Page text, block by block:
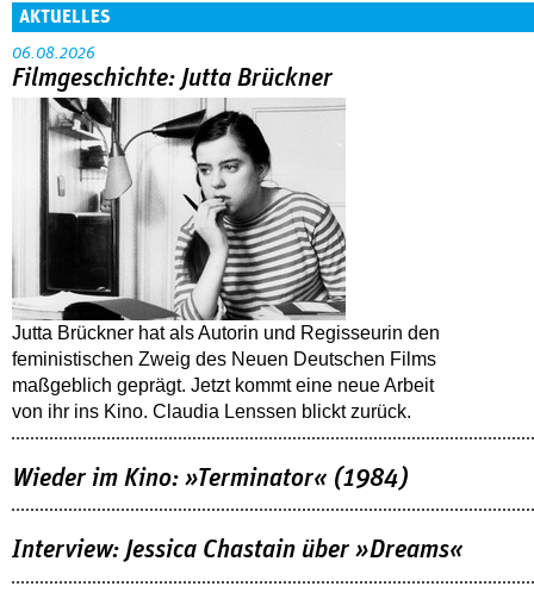
AKTUELLES
06.08.2026
Filmgeschichte: Jutta Brückner
Jutta Brückner hat als Autorin und Regisseurin den
feministischen Zweig des Neuen Deutschen Films
maßgeblich geprägt. Jetzt kommt eine neue Arbeit
von ihr ins Kino. Claudia Lenssen blickt zurück.
Wieder im Kino: »Terminator« (1984)
Interview: Jessica Chastain über »Dreams«